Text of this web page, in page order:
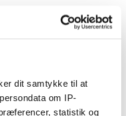
dit samtykke til at
om IP-
statistik og